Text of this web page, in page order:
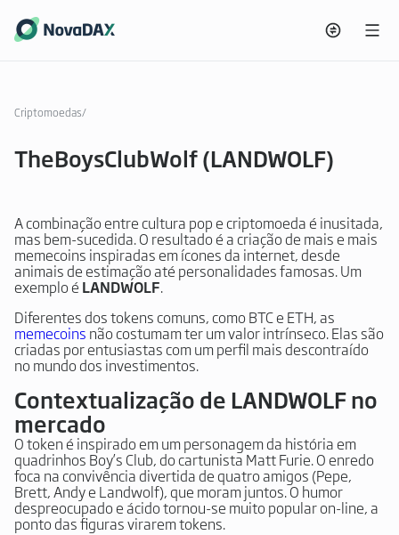
Criptomoedas/
TheBoysClubWolf (LANDWOLF)
A combinação entre cultura pop e criptomoeda é inusitada,
mas bem-sucedida. O resultado é a criação de mais e mais
memecoins inspiradas em ícones da internet, desde
animais de estimação até personalidades famosas. Um
exemplo é LANDWOLF.
Diferentes dos tokens comuns, como BTC e ETH, as
memecoins não costumam ter um valor intrínseco. Elas são
criadas por entusiastas com um perfil mais descontraído
no mundo dos investimentos.
Contextualização de LANDWOLF no
mercado
O token é inspirado em um personagem da história em
quadrinhos Boy’s Club, do cartunista Matt Furie. O enredo
foca na convivência divertida de quatro amigos (Pepe,
Brett, Andy e Landwolf), que moram juntos. O humor
despreocupado e ácido tornou-se muito popular on-line, a
ponto das figuras virarem tokens.